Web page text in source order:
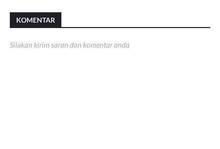
KOMENTAR
Silakan kirim saran dan komentar anda